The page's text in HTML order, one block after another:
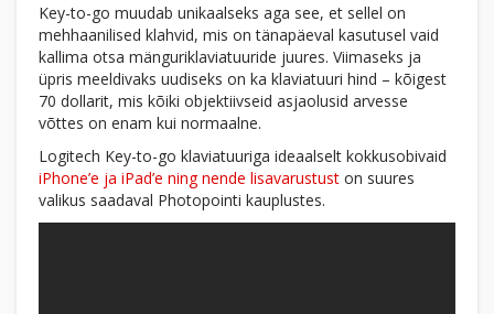
Key-to-go muudab unikaalseks aga see, et sellel on
mehhaanilised klahvid, mis on tänapäeval kasutusel vaid
kallima otsa mänguriklaviatuuride juures. Viimaseks ja
üpris meeldivaks uudiseks on ka klaviatuuri hind – kõigest
70 dollarit, mis kõiki objektiivseid asjaolusid arvesse
võttes on enam kui normaalne.
Logitech Key-to-go klaviatuuriga ideaalselt kokkusobivaid
iPhone’e ja iPad’e ning nende lisavarustust on suures
valikus saadaval Photopointi kauplustes.